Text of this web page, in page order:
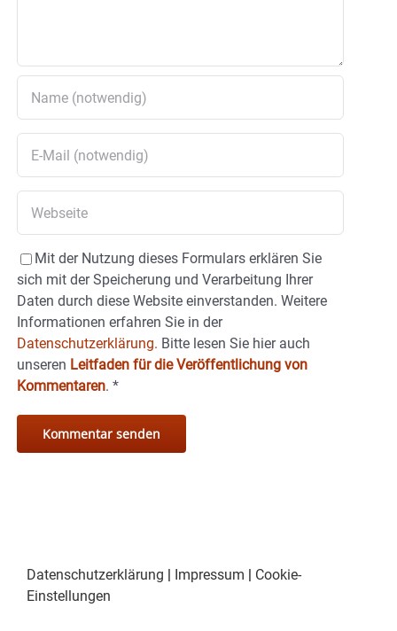
Mit der Nutzung dieses Formulars erklären Sie
sich mit der Speicherung und Verarbeitung Ihrer
Daten durch diese Website einverstanden. Weitere
Informationen erfahren Sie in der
Datenschutzerklärung. Bitte lesen Sie hier auch
unseren Leitfaden für die Veröffentlichung von
Kommentaren. *
Datenschutzerklärung Impressum
Cookie-
Einstellungen